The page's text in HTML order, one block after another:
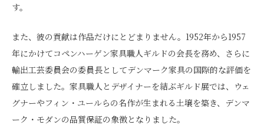
す。
また、彼の貢献は作品だけにとどまりません。1952年から1957
年にかけてコペンハーゲン家具職人ギルドの会長を務め、さらに
輸出工芸委員会の委員長としてデンマーク家具の国際的な評価を
確立しました。家具職人とデザイナーを結ぶギルド展では、ウェ
グナーやフィン・ユールらの名作が生まれる土壌を築き、デンマ
ーク・モダンの品質保証の象徴となりました。